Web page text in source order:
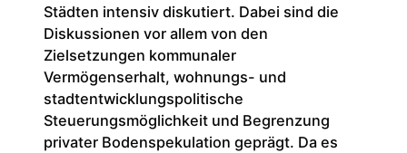
Städten intensiv diskutiert. Dabei sind die
Diskussionen vor allem von den
Zielsetzungen kommunaler
Vermögenserhalt, wohnungs- und
stadtentwicklungspolitische
Steuerungsmöglichkeit und Begrenzung
privater Bodenspekulation geprägt. Da es